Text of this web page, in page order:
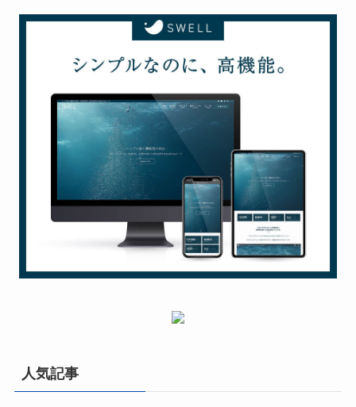
人気記事